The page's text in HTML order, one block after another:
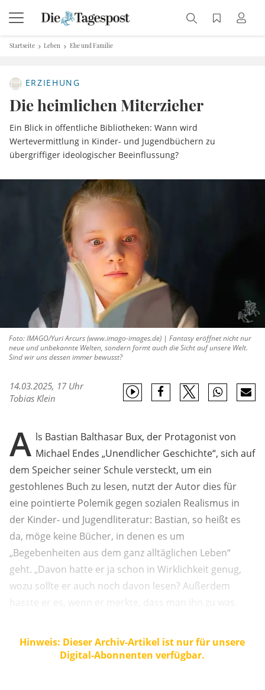
Startseite Leben Ehe und Familie
ERZIEHUNG
Die heimlichen Miterzieher
Ein Blick in öffentliche Bibliotheken: Wann wird
Wertevermittlung in Kinder- und Jugendbüchern zu
übergriffiger ideologischer Beeinflussung?
Foto: IMAGO/Yuri Arcurs (www.imago-images.de) | Fantasy eröffnet nicht nur
neue und unbekannte Welten, sondern formt auch die Sicht auf unsere Welt.
Sind wir uns dessen immer bewusst?
14.03.2025, 17 Uhr
Tobias Klein
A ls Bastian Balthasar Bux, der Protagonist von
Michael Endes „Unendlicher Geschichte“, sich auf
dem Speicher seiner Schule versteckt, um ein
gestohlenes Buch zu lesen, nutzt der Autor dies für
eine pointierte Polemik gegen sozialen Realismus in
der Kinder- und Jugendliteratur: Bastian, so heißt es
da, möge keine Bücher, in denen es um
„Begebenheiten aus dem ganz alltäglichen Leben“
geht. „Davon hatte er ja schon in Wirklichkeit genug,
wozu sollte er auch noch davon lesen? Außerdem
Hinweis: Dieser Archiv-Artikel ist nur für unsere
Digital-Abonnenten verfügbar.